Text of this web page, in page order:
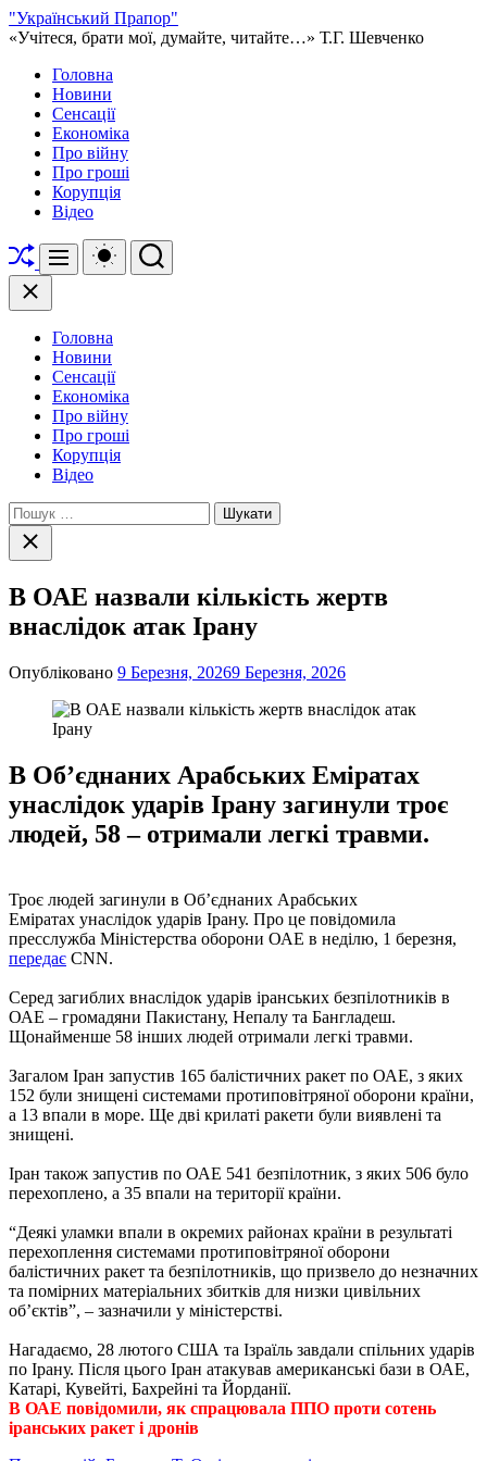
Перейти
до
"Український Прапор"
«Учітеся, брати мої, думайте, читайте…» Т.Г. Шевченко
Головна
Новини
Сенсації
Економіка
Про війну
Про гроші
Корупція
Відео
Перетасувати
Меню
Перемикач
кольорового
Пошук
Закрити
Головна
Новини
Сенсації
Економіка
Про війну
Про гроші
Корупція
Відео
Пошук:
Закрити
пошук
В ОАЕ назвали кількість жертв
внаслідок атак Ірану
Опубліковано 9 Березня, 20269 Березня, 2026
В Об’єднаних Арабських Еміратах
унаслідок ударів Ірану загинули троє
людей, 58 – отримали легкі травми.
Троє людей загинули в Об’єднаних Арабських
Еміратах унаслідок ударів Ірану. Про це повідомила
пресслужба Міністерства оборони ОАЕ в неділю, 1 березня,
передає CNN.
Серед загиблих внаслідок ударів іранських безпілотників в
ОАЕ – громадяни Пакистану, Непалу та Бангладеш.
Щонайменше 58 інших людей отримали легкі травми.
Загалом Іран запустив 165 балістичних ракет по ОАЕ, з яких
152 були знищені системами протиповітряної оборони країни,
а 13 впали в море. Ще дві крилаті ракети були виявлені та
знищені.
Іран також запустив по ОАЕ 541 безпілотник, з яких 506 було
перехоплено, а 35 впали на території країни.
“Деякі уламки впали в окремих районах країни в результаті
перехоплення системами протиповітряної оборони
балістичних ракет та безпілотників, що призвело до незначних
та помірних матеріальних збитків для низки цивільних
об’єктів”, – зазначили у міністерстві.
Нагадаємо, 28 лютого США та Ізраїль завдали спільних ударів
по Ірану. Після цього Іран атакував американські бази в ОАЕ,
Катарі, Кувейті, Бахрейні та Йорданії.
В ОАЕ повідомили, як спрацювала ППО проти сотень
іранських ракет і дронів